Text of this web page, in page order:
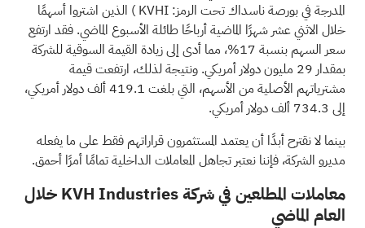
المدرجة في بورصة ناسداك تحت الرمز: KVHI
) الذين اشتروا أسهمًا
خلال الاثني عشر شهرًا الماضية أرباحًا طائلة الأسبوع الماضي. فقد ارتفع
سعر السهم بنسبة 17%، مما أدى إلى زيادة القيمة السوقية للشركة
بمقدار 29 مليون دولار أمريكي. ونتيجة لذلك، ارتفعت قيمة
مشترياتهم الأصلية من الأسهم، التي بلغت 419.1 ألف دولار أمريكي،
إلى 734.3 ألف دولار أمريكي.
بينما لا نقترح أبدًا أن يعتمد المستثمرون قراراتهم فقط على ما يفعله
مديرو الشركة، فإننا نعتبر تجاهل المعاملات الداخلية تمامًا أمرًا أحمق.
معاملات المطلعين في شركة KVH Industries خلال
العام الماضي